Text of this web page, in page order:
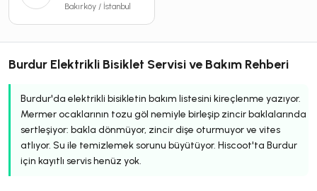
Bakırköy / İstanbul
Burdur Elektrikli Bisiklet Servisi ve Bakım Rehberi
Burdur'da elektrikli bisikletin bakım listesini kireçlenme yazıyor.
Mermer ocaklarının tozu göl nemiyle birleşip zincir baklalarında
sertleşiyor: bakla dönmüyor, zincir dişe oturmuyor ve vites
atlıyor. Su ile temizlemek sorunu büyütüyor. Hiscoot'ta Burdur
için kayıtlı servis henüz yok.